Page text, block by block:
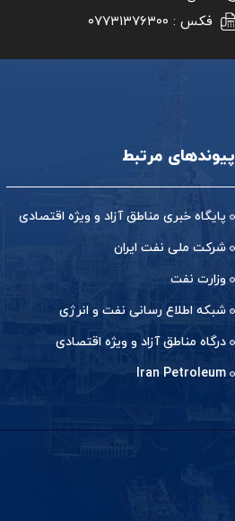
فکس : ۰۷۷۳۱۳۷۶۳۰۰
پیوندهای مرتبط
پایگاه خبری مناطق آزاد و ویژه اقتصادی
شرکت ملی نفت ایران
وزارت نفت
شبکه اطلاع رسانی نفت و انرژی
درگاه مناطق آزاد و ویژه اقتصادی
Iran Petroleum